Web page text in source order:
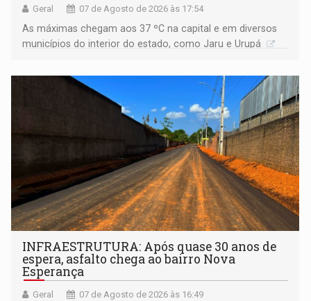
Geral 07 de Agosto de 2026 às 17:54
As máximas chegam aos 37 ºC na capital e em diversos
municípios do interior do estado, como Jaru e Urupá
INFRAESTRUTURA: Após quase 30 anos de
espera, asfalto chega ao bairro Nova
Esperança
Geral 07 de Agosto de 2026 às 16:49